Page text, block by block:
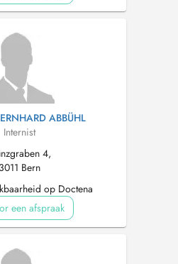
ABBÜHL
Internist
4,
3011 Bern
op Doctena
een afspraak